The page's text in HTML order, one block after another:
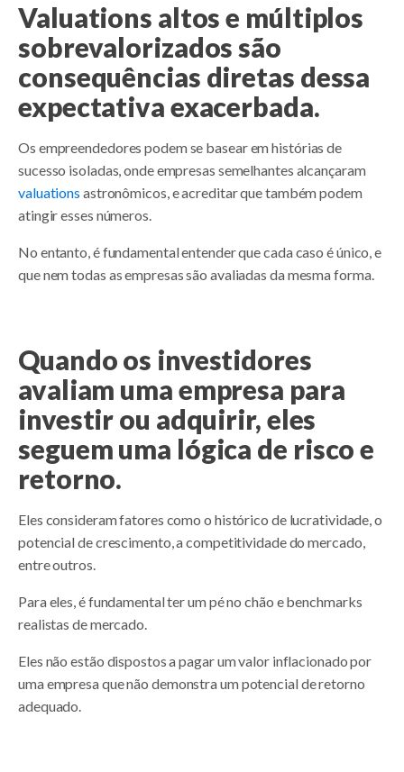
Valuations altos e múltiplos
sobrevalorizados são
consequências diretas dessa
expectativa exacerbada.
Os empreendedores podem se basear em histórias de
sucesso isoladas, onde empresas semelhantes alcançaram
valuations astronômicos, e acreditar que também podem
atingir esses números.
No entanto, é fundamental entender que cada caso é único, e
que nem todas as empresas são avaliadas da mesma forma.
Quando os investidores
avaliam uma empresa para
investir ou adquirir, eles
seguem uma lógica de risco e
retorno.
Eles consideram fatores como o histórico de lucratividade, o
potencial de crescimento, a competitividade do mercado,
entre outros.
Para eles, é fundamental ter um pé no chão e benchmarks
realistas de mercado.
Eles não estão dispostos a pagar um valor inflacionado por
uma empresa que não demonstra um potencial de retorno
adequado.